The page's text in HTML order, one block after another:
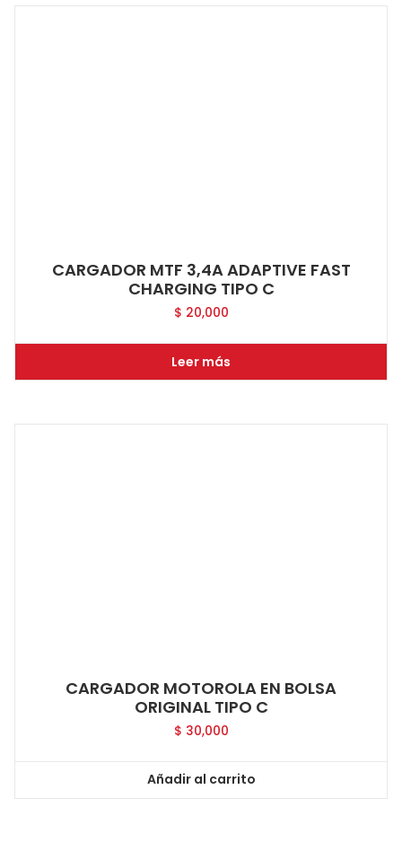
CARGADOR MTF 3,4A ADAPTIVE FAST
CHARGING TIPO C
$ 20,000
Leer más
CARGADOR MOTOROLA EN BOLSA
ORIGINAL TIPO C
$ 30,000
Añadir al carrito